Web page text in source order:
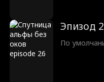
Эпизод
По